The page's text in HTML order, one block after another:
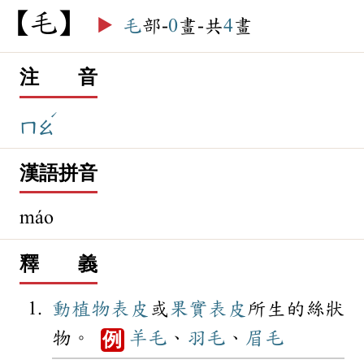
毛 ▶️ 毛部-0畫-共4畫
注 音
ㄇㄠ
ˊ
漢語拼音
máo
釋 義
動植物表皮 或 果實表皮 所生的絲狀
物。 例 羊毛 、 羽毛 、 眉毛